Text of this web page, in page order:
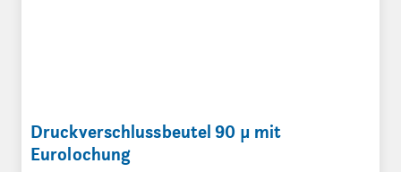
Druckverschlussbeutel 90 µ mit
Eurolochung